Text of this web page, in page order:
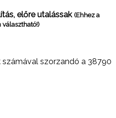
előre utalássak (Ehhez a
szorzandó a 38790